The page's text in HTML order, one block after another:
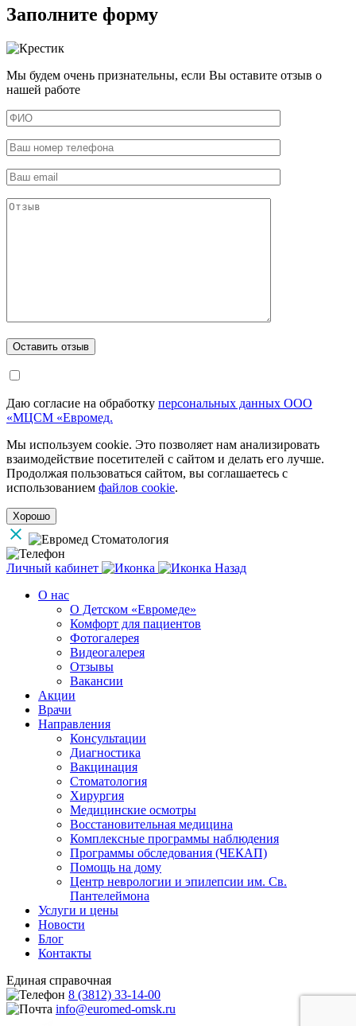
Заполните форму
Мы будем очень признательны, если Вы оставите отзыв о
нашей работе
Даю согласие на обработку персональных данных ООО
«МЦСМ «Евромед.
Мы используем cookie. Это позволяет нам анализировать
взаимодействие посетителей с сайтом и делать его лучше.
Продолжая пользоваться сайтом, вы соглашаетесь с
использованием файлов cookie.
Хорошо
Личный кабинет
Назад
О нас
О Детском «Евромеде»
Комфорт для пациентов
Фотогалерея
Видеогалерея
Отзывы
Вакансии
Акции
Врачи
Направления
Консультации
Диагностика
Вакцинация
Стоматология
Хирургия
Медицинские осмотры
Восстановительная медицина
Комплексные программы наблюдения
Программы обследования (ЧЕКАП)
Помощь на дому
Центр неврологии и эпилепсии им. Св.
Пантелеймона
Услуги и цены
Новости
Блог
Контакты
Единая справочная
8 (3812) 33-14-00
info@euromed-omsk.ru